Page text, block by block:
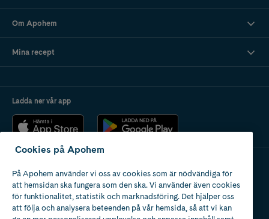
Om Apohem
Mina recept
Ladda ner vår app
Apotek med tillstånd
av Läkemedelsverket
Cookies på Apohem
På Apohem använder vi oss av cookies som är nödvändiga för
att hemsidan ska fungera som den ska. Vi använder även cookies
för funktionalitet, statistik och marknadsföring. Det hjälper oss
att följa och analysera beteenden på vår hemsida, så att vi kan